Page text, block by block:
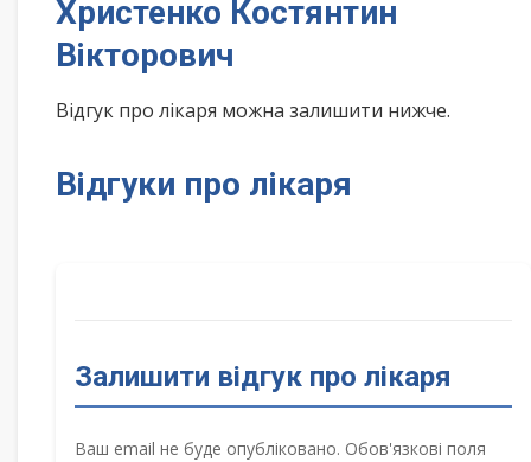
Христенко Костянтин
Вікторович
Відгук про лікаря можна залишити нижче.
Відгуки про лікаря
Залишити відгук про лікаря
Ваш email не буде опубліковано. Обов'язкові поля